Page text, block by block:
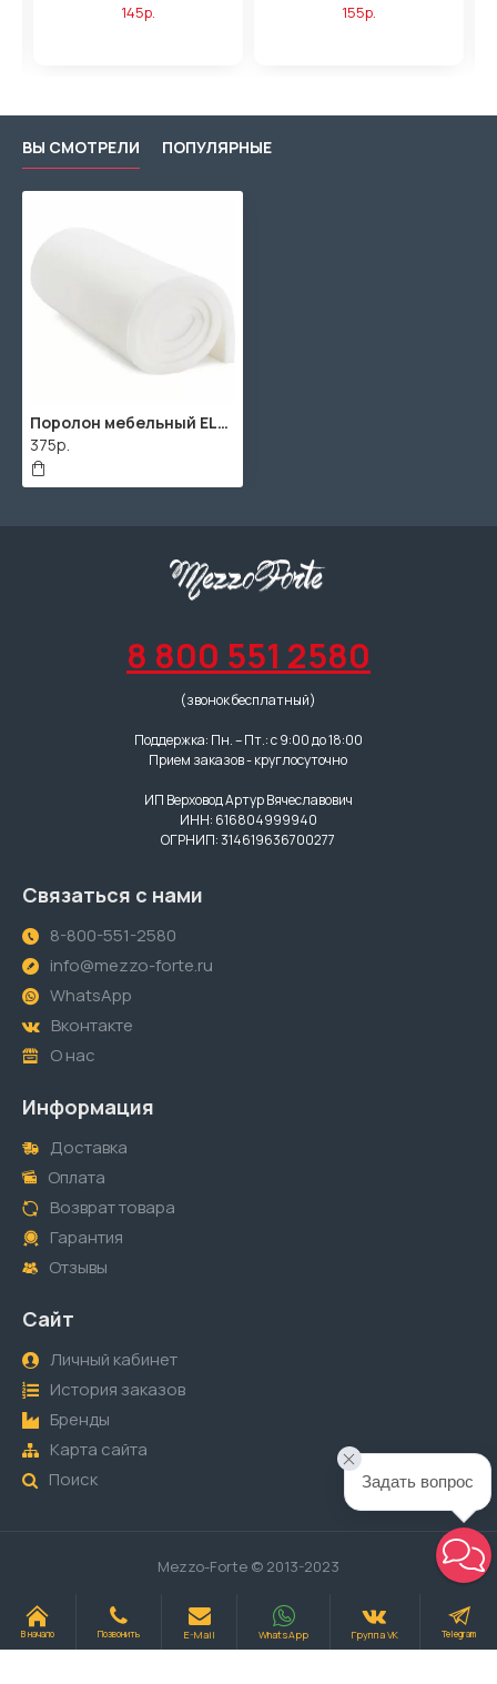
145р. 155р.
ВЫ СМОТРЕЛИ ПОПУЛЯРНЫЕ
Поролон мебельный EL2545 (2000x1000мм)
375р.
8 800 551 2580
(звонок бесплатный)
Поддержка: Пн. – Пт.: с 9:00 до 18:00
Прием заказов - круглосуточно
ИП Верховод Артур Вячеславович
ИНН: 616804999940
ОГРНИП: 314619636700277
Связаться с нами
8-800-551-2580
info@mezzo-forte.ru
WhatsApp
Вконтакте
О нас
Информация
Доставка
Оплата
Возврат товара
Гарантия
Отзывы
Сайт
Личный кабинет
История заказов
Бренды
Карта сайта
Поиск
Mezzo-Forte © 2013-2023
В начало Позвонить E-Mail WhatsApp Группа VK Telegram
Задать вопрос